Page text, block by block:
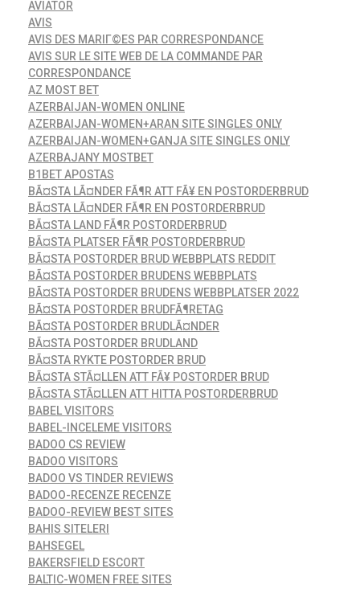
AVIATOR
AVIS
AVIS DES MARIГ©ES PAR CORRESPONDANCE
AVIS SUR LE SITE WEB DE LA COMMANDE PAR
CORRESPONDANCE
AZ MOST BET
AZERBAIJAN-WOMEN ONLINE
AZERBAIJAN-WOMEN+ARAN SITE SINGLES ONLY
AZERBAIJAN-WOMEN+GANJA SITE SINGLES ONLY
AZERBAJANY MOSTBET
B1BET APOSTAS
BÃ¤STA LÃ¤NDER FÃ¶R ATT FÃ¥ EN POSTORDERBRUD
BÃ¤STA LÃ¤NDER FÃ¶R EN POSTORDERBRUD
BÃ¤STA LAND FÃ¶R POSTORDERBRUD
BÃ¤STA PLATSER FÃ¶R POSTORDERBRUD
BÃ¤STA POSTORDER BRUD WEBBPLATS REDDIT
BÃ¤STA POSTORDER BRUDENS WEBBPLATS
BÃ¤STA POSTORDER BRUDENS WEBBPLATSER 2022
BÃ¤STA POSTORDER BRUDFÃ¶RETAG
BÃ¤STA POSTORDER BRUDLÃ¤NDER
BÃ¤STA POSTORDER BRUDLAND
BÃ¤STA RYKTE POSTORDER BRUD
BÃ¤STA STÃ¤LLEN ATT FÃ¥ POSTORDER BRUD
BÃ¤STA STÃ¤LLEN ATT HITTA POSTORDERBRUD
BABEL VISITORS
BABEL-INCELEME VISITORS
BADOO CS REVIEW
BADOO VISITORS
BADOO VS TINDER REVIEWS
BADOO-RECENZE RECENZE
BADOO-REVIEW BEST SITES
BAHIS SITELERI
BAHSEGEL
BAKERSFIELD ESCORT
BALTIC-WOMEN FREE SITES